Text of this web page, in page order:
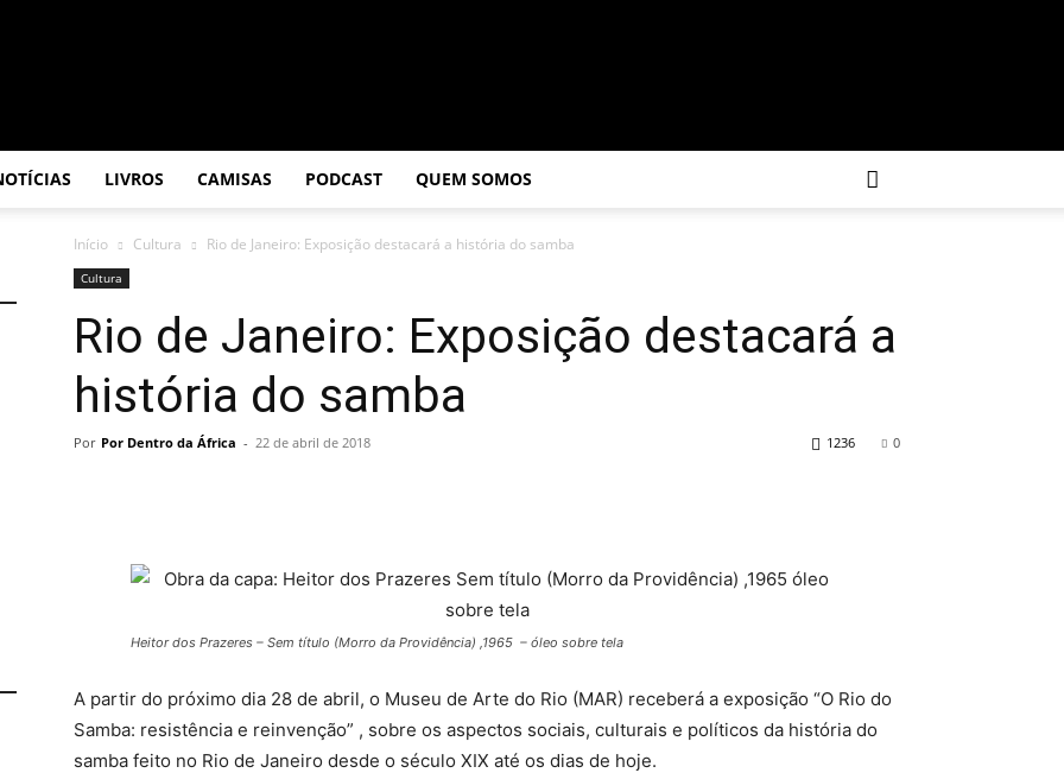
LIVROS CAMISAS PODCAST QUEM SOMOS
Início Cultura Rio de Janeiro: Exposição destacará a história do samba
Cultura
Rio de Janeiro: Exposição destacará a
história do samba
Por Por Dentro da África - 22 de abril de 2018 0
1236
Heitor dos Prazeres – Sem título (Morro da Providência) ,1965 – óleo sobre tela
A partir do próximo dia 28 de abril, o Museu de Arte do Rio (MAR) receberá a exposição “O Rio do
Samba: resistência e reinvenção” , sobre os aspectos sociais, culturais e políticos da história do
samba feito no Rio de Janeiro desde o século XIX até os dias de hoje.